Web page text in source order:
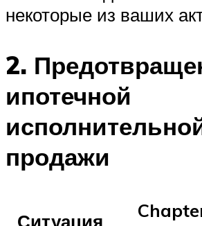
некоторые из ваших
2.
ипотечной
продажи
Ситуация